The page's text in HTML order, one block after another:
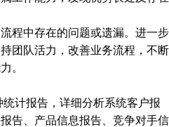
中存在的问题或遗漏。进一步
团队活力，改善业务流程，不断
。
计报告，详细分析系统客户报
告、产品信息报告、竞争对手信